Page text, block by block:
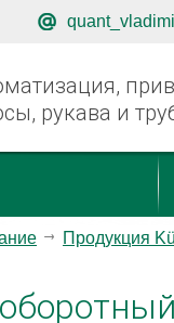
рукава и
Продукция